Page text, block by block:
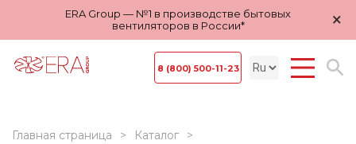
ERA Group — №1 в производстве бытовых
вентиляторов в России*
×
8 (800) 500-11-23
Главная страница
Каталог